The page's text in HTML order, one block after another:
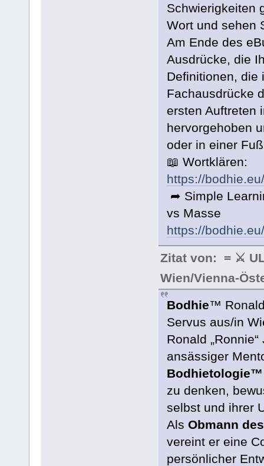
Schwierigkeiten
Wort und sehen
Am Ende des
Ausdrücke, die
Definitionen, die
Fachausdrücke
ersten Auftreten
hervorgehoben
oder in einer
📖 Wortklären:
https://
➦ Simple
vs Masse
https://
Zitat von: = ⚔
Wien/Vienna-
Bodhie™
Servus aus/in
Ronald
ansässiger
Bodhietologie™
zu denken,
selbst und ihrer
Als Obmann
vereint er eine
persönlicher